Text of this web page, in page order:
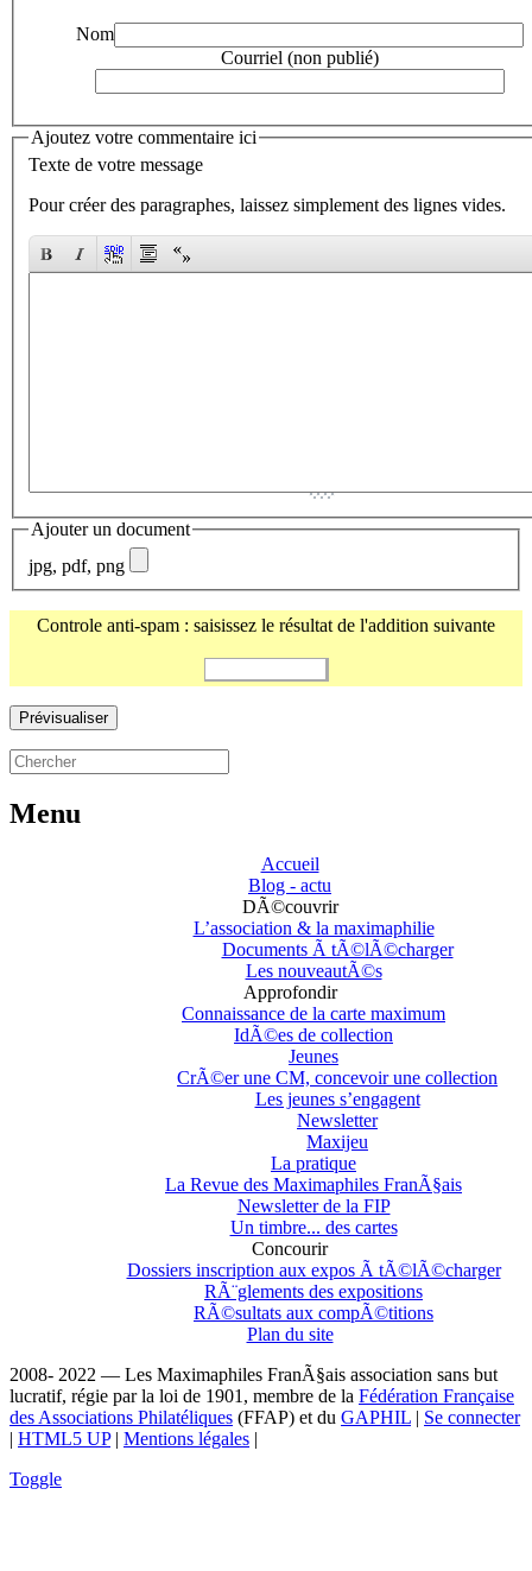
Nom
Courriel (non publié)
Ajoutez votre commentaire ici
Texte de votre message
Pour créer des paragraphes, laissez simplement des lignes vides.
Ajouter un document
jpg, pdf, png
Controle anti-spam : saisissez le résultat de l'addition suivante
Menu
Accueil
Blog - actu
DÃ©couvrir
L’association & la maximaphilie
Documents Ã tÃ©lÃ©charger
Les nouveautÃ©s
Approfondir
Connaissance de la carte maximum
IdÃ©es de collection
Jeunes
CrÃ©er une CM, concevoir une collection
Les jeunes s’engagent
Newsletter
Maxijeu
La pratique
La Revue des Maximaphiles FranÃ§ais
Newsletter de la FIP
Un timbre... des cartes
Concourir
Dossiers inscription aux expos Ã tÃ©lÃ©charger
RÃ¨glements des expositions
RÃ©sultats aux compÃ©titions
Plan du site
2008- 2022 — Les Maximaphiles FranÃ§ais association sans but
lucratif, régie par la loi de 1901, membre de la Fédération Française
des Associations Philatéliques (FFAP) et du GAPHIL | Se connecter
| HTML5 UP| Mentions légales |
Toggle